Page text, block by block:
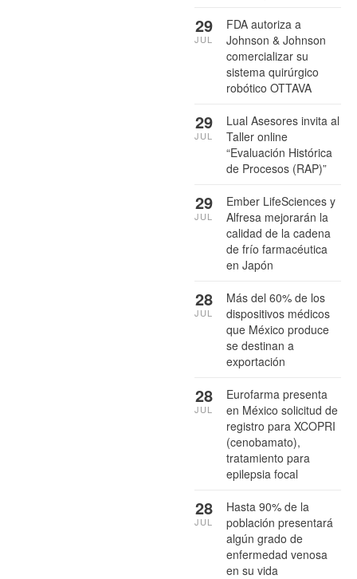
FDA autoriza a
Johnson & Johnson
comercializar su
sistema quirúrgico
robótico OTTAVA
29
JUL
Lual Asesores invita al
Taller online
“Evaluación Histórica
de Procesos (RAP)”
29
JUL
Ember LifeSciences y
Alfresa mejorarán la
calidad de la cadena
de frío farmacéutica
en Japón
29
JUL
Más del 60% de los
dispositivos médicos
que México produce
se destinan a
exportación
28
JUL
Eurofarma presenta
en México solicitud de
registro para XCOPRI
(cenobamato),
tratamiento para
epilepsia focal
28
JUL
Hasta 90% de la
población presentará
algún grado de
enfermedad venosa
en su vida
28
JUL